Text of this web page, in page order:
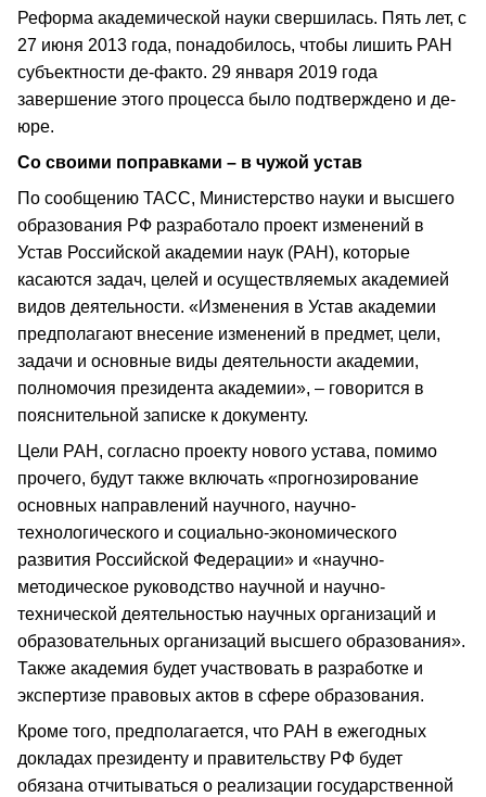
Реформа академической науки свершилась. Пять лет, с
27 июня 2013 года, понадобилось, чтобы лишить РАН
субъектности де-факто. 29 января 2019 года
завершение этого процесса было подтверждено и де-
юре.
Со своими поправками – в чужой устав
По сообщению ТАСС, Министерство науки и высшего
образования РФ разработало проект изменений в
Устав Российской академии наук (РАН), которые
касаются задач, целей и осуществляемых академией
видов деятельности. «Изменения в Устав академии
предполагают внесение изменений в предмет, цели,
задачи и основные виды деятельности академии,
полномочия президента академии», – говорится в
пояснительной записке к документу.
Цели РАН, согласно проекту нового устава, помимо
прочего, будут также включать «прогнозирование
основных направлений научного, научно-
технологического и социально-экономического
развития Российской Федерации» и «научно-
методическое руководство научной и научно-
технической деятельностью научных организаций и
образовательных организаций высшего образования».
Также академия будет участвовать в разработке и
экспертизе правовых актов в сфере образования.
Кроме того, предполагается, что РАН в ежегодных
докладах президенту и правительству РФ будет
обязана отчитываться о реализации государственной